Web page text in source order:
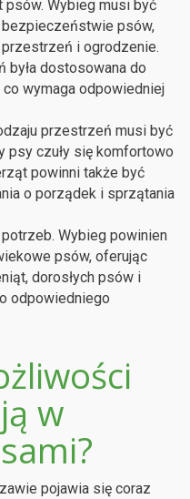
Wybieg musi być
psów,
i ogrodzenie.
była dostosowana do
wymaga odpowiedniej
przestrzeń musi być
psy czuły się komfortowo
powinni także być
o porządek i sprzątania
Wybieg powinien
psów, oferując
dorosłych psów i
odpowiedniego
w
pojawia się coraz